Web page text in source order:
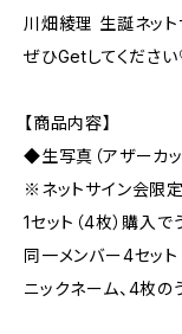
川畑綾理 生誕ネット
ぜひGetしてくださ
【商品内容】
◆生写真（アザーカ
※ネットサイン会限
1セット（4枚）購入
同一メンバー4セット
ニックネーム、4枚の